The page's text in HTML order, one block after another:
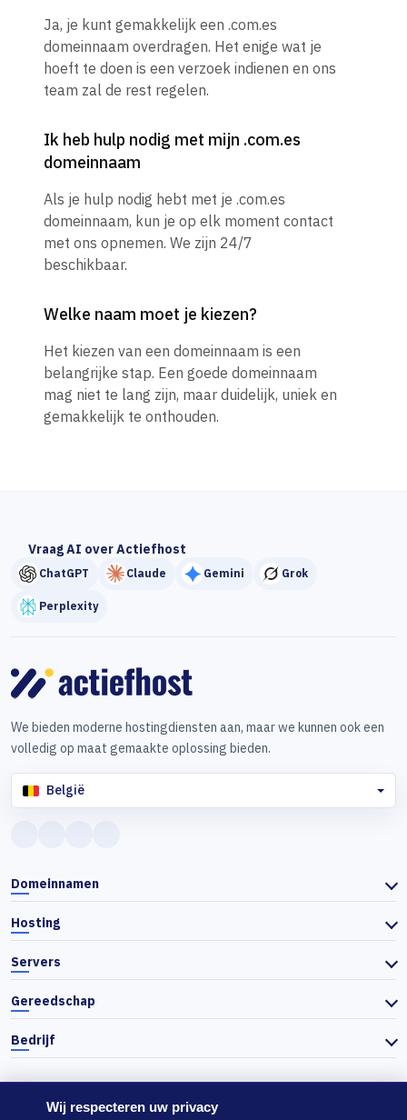
Ja, je kunt gemakkelijk een .com.es
domeinnaam overdragen. Het enige wat je
hoeft te doen is een verzoek indienen en ons
team zal de rest regelen.
Ik heb hulp nodig met mijn .com.es
domeinnaam
Als je hulp nodig hebt met je .com.es
domeinnaam, kun je op elk moment contact
met ons opnemen. We zijn 24/7
beschikbaar.
Welke naam moet je kiezen?
Het kiezen van een domeinnaam is een
belangrijke stap. Een goede domeinnaam
mag niet te lang zijn, maar duidelijk, uniek en
gemakkelijk te onthouden.
Vraag AI over Actiefhost
ChatGPT Claude Gemini Grok
Perplexity
We bieden moderne hostingdiensten aan, maar we kunnen ook een
volledig op maat gemaakte oplossing bieden.
België
Domeinnamen
Hosting
Servers
Gereedschap
Bedrijf
Wij respecteren uw privacy